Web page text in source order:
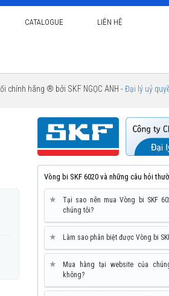
CATALOGUE LIÊN HỆ
chính hãng ® bởi SKF NGỌC ANH -Đại lý uỷ
Vòng bi SKF 6020 và những câu hỏi
★
Tại sao nên mua Vòng bi SKF
chúng tôi?
★ Làm sao phân biệt được Vòng bi
★
Mua hàng tại website của
không?